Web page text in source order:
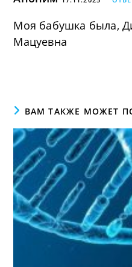
Моя бабушка была,
Мацуевна
ВАМ ТАКЖЕ МОЖЕТ